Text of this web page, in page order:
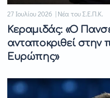
27 Ιουλίου 2026 | Νέα του Σ.Ε.Π.Κ.
Κεραμιδάς: «Ο
ανταποκριθεί στην
Ευρώπης»